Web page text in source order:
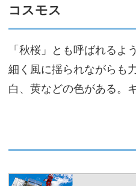
コスモス
「秋桜」とも呼ばれるよ
細く風に揺られながらも
白、黄などの色がある。